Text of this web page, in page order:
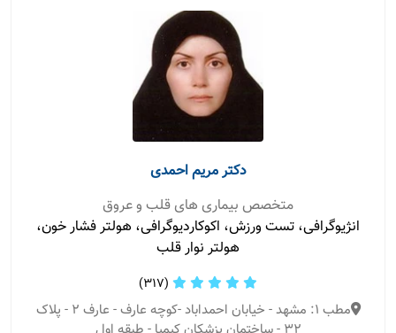
دکتر مریم احمدی
متخصص بیماری های قلب و عروق
انژیوگرافی، تست ورزش، اکوکاردیوگرافی، هولتر فشار خون،
هولتر نوار قلب
(317)
مطب 1: مشهد - خیابان احمداباد -کوچه عارف - عارف 2 - پلاک